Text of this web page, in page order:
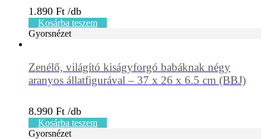
1.890 Ft
Kosárba teszem
Gyorsnézet
Zenélő, világító kiságyforgó babáknak négy
aranyos állatfigurával – 37 x 26 x 6.5 cm (BBJ)
8.990 Ft
Kosárba teszem
Gyorsnézet